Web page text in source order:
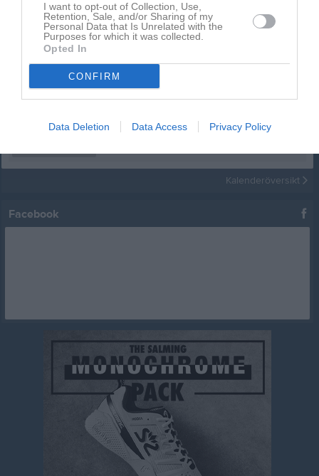
I want to opt-out of Collection, Use,
Retention, Sale, and/or Sharing of my
Personal Data that Is Unrelated with the
Purposes for which it was collected.
Opted In
CONFIRM
Data Deletion Data Access Privacy Policy
På gång Kalender
Fortsättningsgruppen Brännboll och grill
Fortsättningsgruppen Träning 24 aug, 17:30
Kalenderöversikt
Facebook